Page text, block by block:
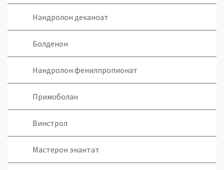
Нандролон деканоат
Болденон
Нандролон фенилпропионат
Примоболан
Винстрол
Мастерон энантат